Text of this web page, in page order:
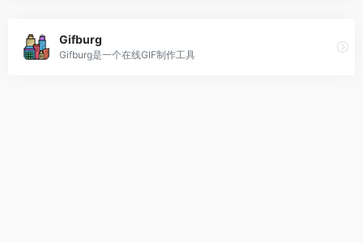
Gifburg
Gifburg是一个在线GIF制作工具